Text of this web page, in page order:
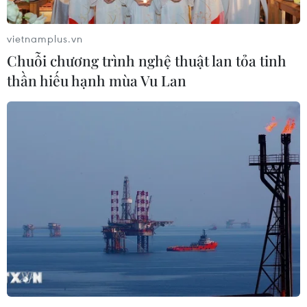
để xảy ra bất cứ tiêu cực nào trong tất cả các
(TTXVN/Vietnam+)
vietnamplus.vn
Chuỗi chương trình nghệ thuật lan tỏa tinh
thần hiếu hạnh mùa Vu Lan